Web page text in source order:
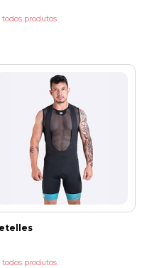
todos produtos
todos produtos